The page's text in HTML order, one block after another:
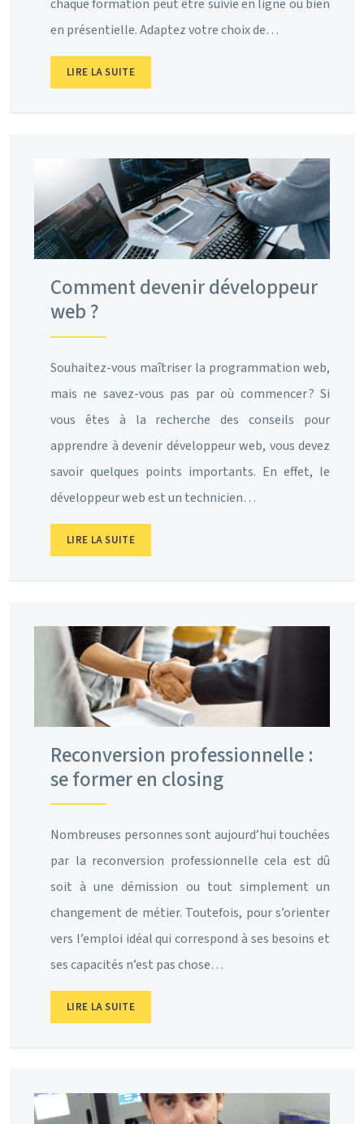
chaque formation peut être suivie en ligne ou bien
en présentielle. Adaptez votre choix de…
LIRE LA SUITE
Comment devenir développeur
web ?
Souhaitez-vous maîtriser la programmation web,
mais ne savez-vous pas par où commencer ? Si
vous êtes à la recherche des conseils pour
apprendre à devenir développeur web, vous devez
savoir quelques points importants. En effet, le
développeur web est un technicien…
LIRE LA SUITE
Reconversion professionnelle :
se former en closing
Nombreuses personnes sont aujourd’hui touchées
par la reconversion professionnelle cela est dû
soit à une démission ou tout simplement un
changement de métier. Toutefois, pour s’orienter
vers l’emploi idéal qui correspond à ses besoins et
ses capacités n’est pas chose…
LIRE LA SUITE